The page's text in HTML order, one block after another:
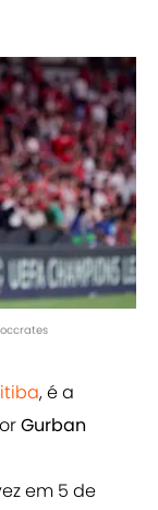
, é a
Gurban
em 5 de